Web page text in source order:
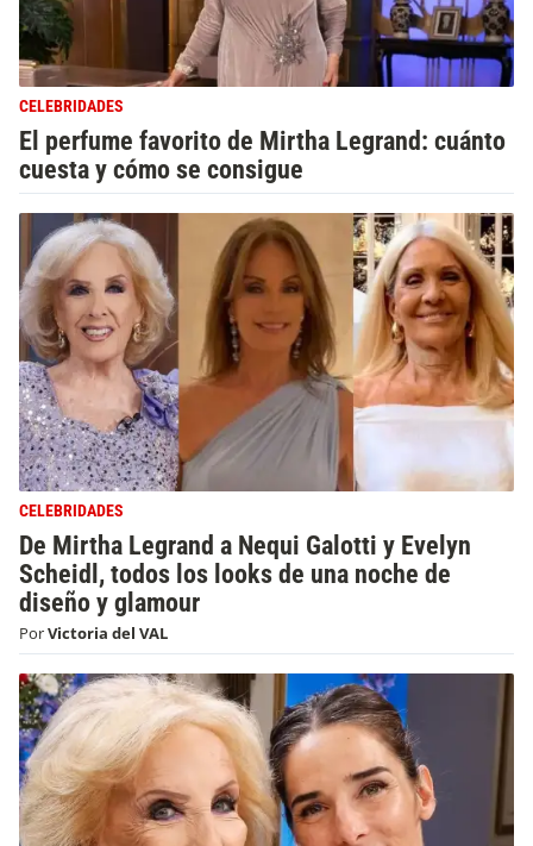
CELEBRIDADES
El perfume favorito de Mirtha Legrand: cuánto
cuesta y cómo se consigue
CELEBRIDADES
De Mirtha Legrand a Nequi Galotti y Evelyn
Scheidl, todos los looks de una noche de
diseño y glamour
PorVictoria del VAL